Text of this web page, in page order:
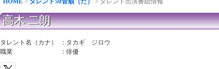
高木 二朗
タレント名（カナ） ： タカギ ジロウ
職業
：俳優